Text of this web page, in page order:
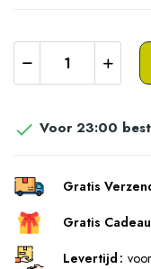
 Voor 23:00
Gratis
Gratis Cadeau
Levertijd